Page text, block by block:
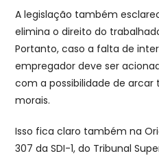
A legislação também
elimina o direito do
Portanto, caso a falta de
empregador deve ser
com a possibilidade de
morais.
Isso fica claro também na
307 da SDI-1, do Tribunal